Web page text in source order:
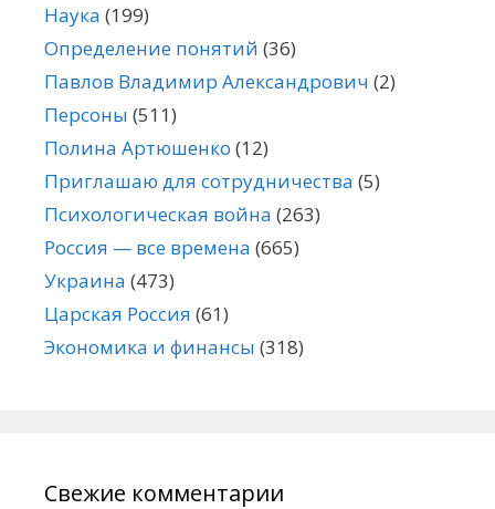
Наука (199)
Определение понятий (36)
Павлов Владимир Александрович (2)
Персоны (511)
Полина Артюшенко (12)
Приглашаю для сотрудничества (5)
Психологическая война (263)
Россия — все времена (665)
Украина (473)
Царская Россия (61)
Экономика и финансы (318)
Свежие комментарии